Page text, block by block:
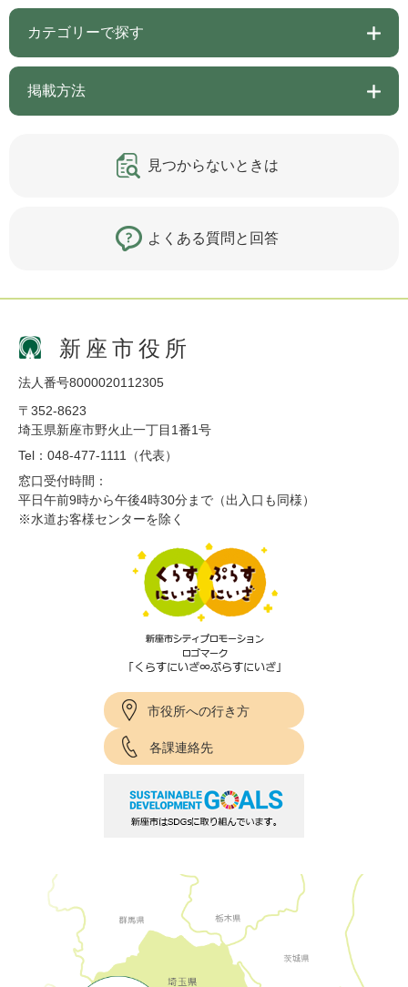
カテゴリーで探す
掲載方法
見つからないときは
よくある質問と回答
新座市役所
法人番号8000020112305
〒352-8623
埼玉県新座市野火止一丁目1番1号
Tel：048-477-1111（代表）
窓口受付時間：
平日午前9時から午後4時30分まで（出入口も同様）
※水道お客様センターを除く
市役所への行き方
各課連絡先